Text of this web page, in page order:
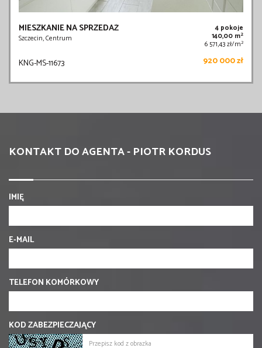
MIESZKANIE NA SPRZEDAŻ
Szczecin, Centrum
4 pokoje
140,00 m2
6 571,43 zł/m2
KNG-MS-11673 920 000 zł
KONTAKT DO AGENTA - PIOTR KORDUS
IMIĘ
E-MAIL
TELEFON KOMÓRKOWY
KOD ZABEZPIECZAJĄCY